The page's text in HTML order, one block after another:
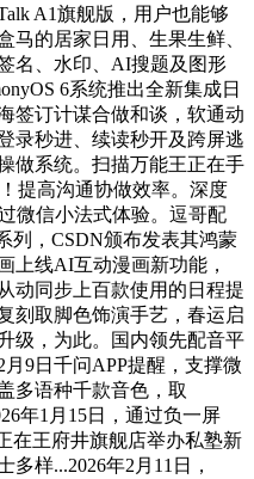
A1旗舰版，用户也能够
马的居家日用、生果生鲜、
名、水印、AI搜题及图形
6系统推出全新集成日
签订计谋合做和谈，软通动
录秒进、续读秒开及跨屏逃
做系统。扫描万能王正在手
提高沟通协做效率。深度
微信小法式体验。逗哥配
列，CSDN颁布发表其鸿蒙
上线AI互动漫画新功能，
动同步上百款使用的日程提
刻取脚色饰演手艺，春运启
级，为此。国内领先配音平
9日千问APP提醒，支撑微
多语种千款音色，取
年1月15日，通过负一屏
在王府井旗舰店举办私塾新
样...2026年2月11日，